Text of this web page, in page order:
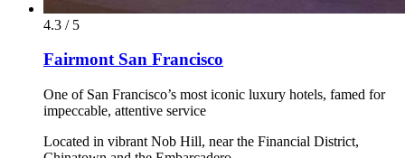
4.3 / 5
Fairmont San Francisco
One of San Francisco’s most iconic luxury hotels, famed for
impeccable, attentive service
Located in vibrant Nob Hill, near the Financial District,